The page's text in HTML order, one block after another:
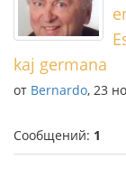
kaj germana
от Bernardo, 23
Сообщений: 1